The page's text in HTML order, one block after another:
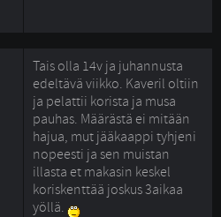
Tais olla 14v ja juhannusta
edeltävä viikko. Kaveril oltiin
ja pelattii korista ja musa
pauhas. Määrästä ei mitään
hajua, mut jääkaappi tyhjeni
nopeesti ja sen muistan
illasta et makasin keskel
koriskenttää joskus 3aikaa
yöllä.